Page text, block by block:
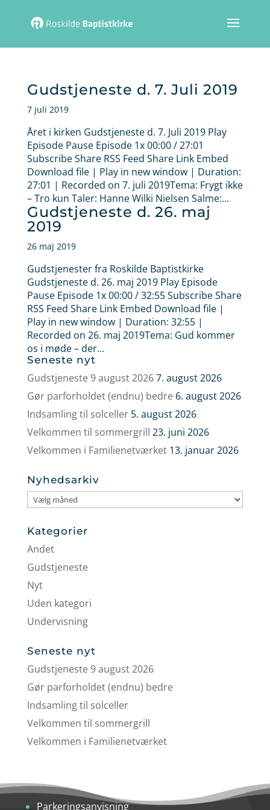
Gudstjeneste d. 7. Juli 2019
7 juli 2019
Året i kirken Gudstjeneste d. 7. Juli 2019 Play
Episode Pause Episode 1x 00:00 / 27:01
Subscribe Share RSS Feed Share Link Embed
Download file | Play in new window | Duration:
27:01 | Recorded on 7. juli 2019Tema: Frygt ikke
– Tro kun Taler: Hanne Wilki Nielsen Salme:...
Gudstjeneste d. 26. maj
2019
26 maj 2019
Gudstjenester fra Roskilde Baptistkirke
Gudstjeneste d. 26. maj 2019 Play Episode
Pause Episode 1x 00:00 / 32:55 Subscribe Share
RSS Feed Share Link Embed Download file |
Play in new window | Duration: 32:55 |
Recorded on 26. maj 2019Tema: Gud kommer
os i møde – der...
Seneste nyt
Gudstjeneste 9 august 20267. august 2026
Gør parforholdet (endnu) bedre 6. august 2026
Indsamling til solceller 5. august 2026
Velkommen til sommergrill 23. juni 2026
Velkommen i Familienetværket 13. januar 2026
Nyhedsarkiv
Nyhedsarkiv
Kategorier
Andet
Gudstjeneste
Nyt
Uden kategori
Undervisning
Seneste nyt
Gudstjeneste 9 august 2026
Gør parforholdet (endnu) bedre
Indsamling til solceller
Velkommen til sommergrill
Velkommen i Familienetværket
Parkeringsanvisning